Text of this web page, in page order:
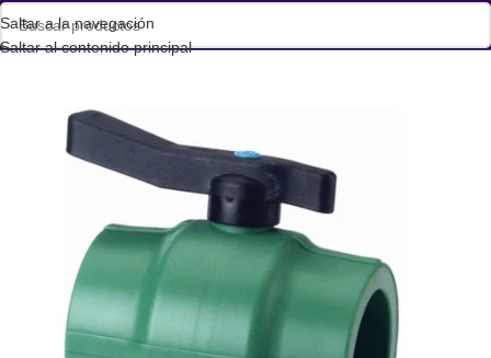
Saltar a la navegación
Saltar al contenido principal